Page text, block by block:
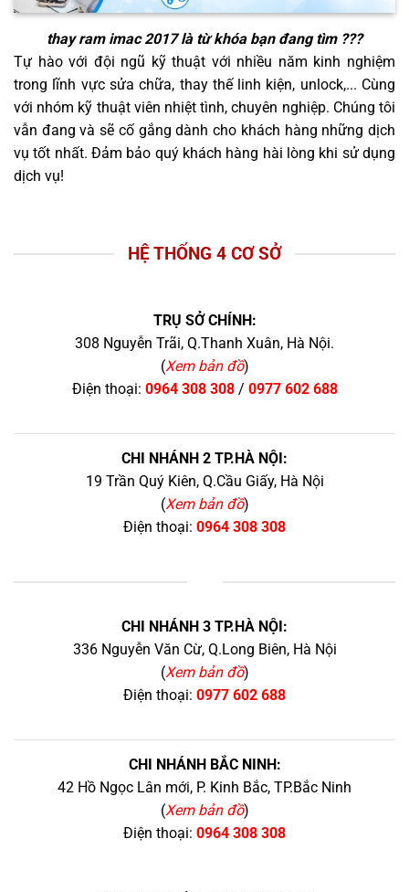
thay ram imac 2017là từ khóa bạn đang tìm ???
Tự hào với đội ngũ kỹ thuật với nhiều năm kinh nghiệm
trong lĩnh vực sửa chữa, thay thế linh kiện, unlock,... Cùng
với nhóm kỹ thuật viên nhiệt tình, chuyên nghiệp. Chúng tôi
vẫn đang và sẽ cố gắng dành cho khách hàng những dịch
vụ tốt nhất. Đảm bảo quý khách hàng hài lòng khi sử dụng
dịch vụ!
HỆ THỐNG 4 CƠ SỞ
TRỤ SỞ CHÍNH:
308 Nguyễn Trãi, Q.Thanh Xuân, Hà Nội.
(Xem bản đồ)
Điện thoại: 0964 308 308/ 0977 602 688
CHI NHÁNH 2 TP.HÀ NỘI:
19 Trần Quý Kiên, Q.Cầu Giấy, Hà Nội
(Xem bản đồ)
Điện thoại: 0964 308 308
CHI NHÁNH 3 TP.HÀ NỘI:
336 Nguyễn Văn Cừ, Q.Long Biên, Hà Nội
(Xem bản đồ)
Điện thoại: 0977 602 688
CHI NHÁNH BẮC NINH:
42 Hồ Ngọc Lân mới, P. Kinh Bắc, TP.Bắc Ninh
(Xem bản đồ)
Điện thoại: 0964 308 308